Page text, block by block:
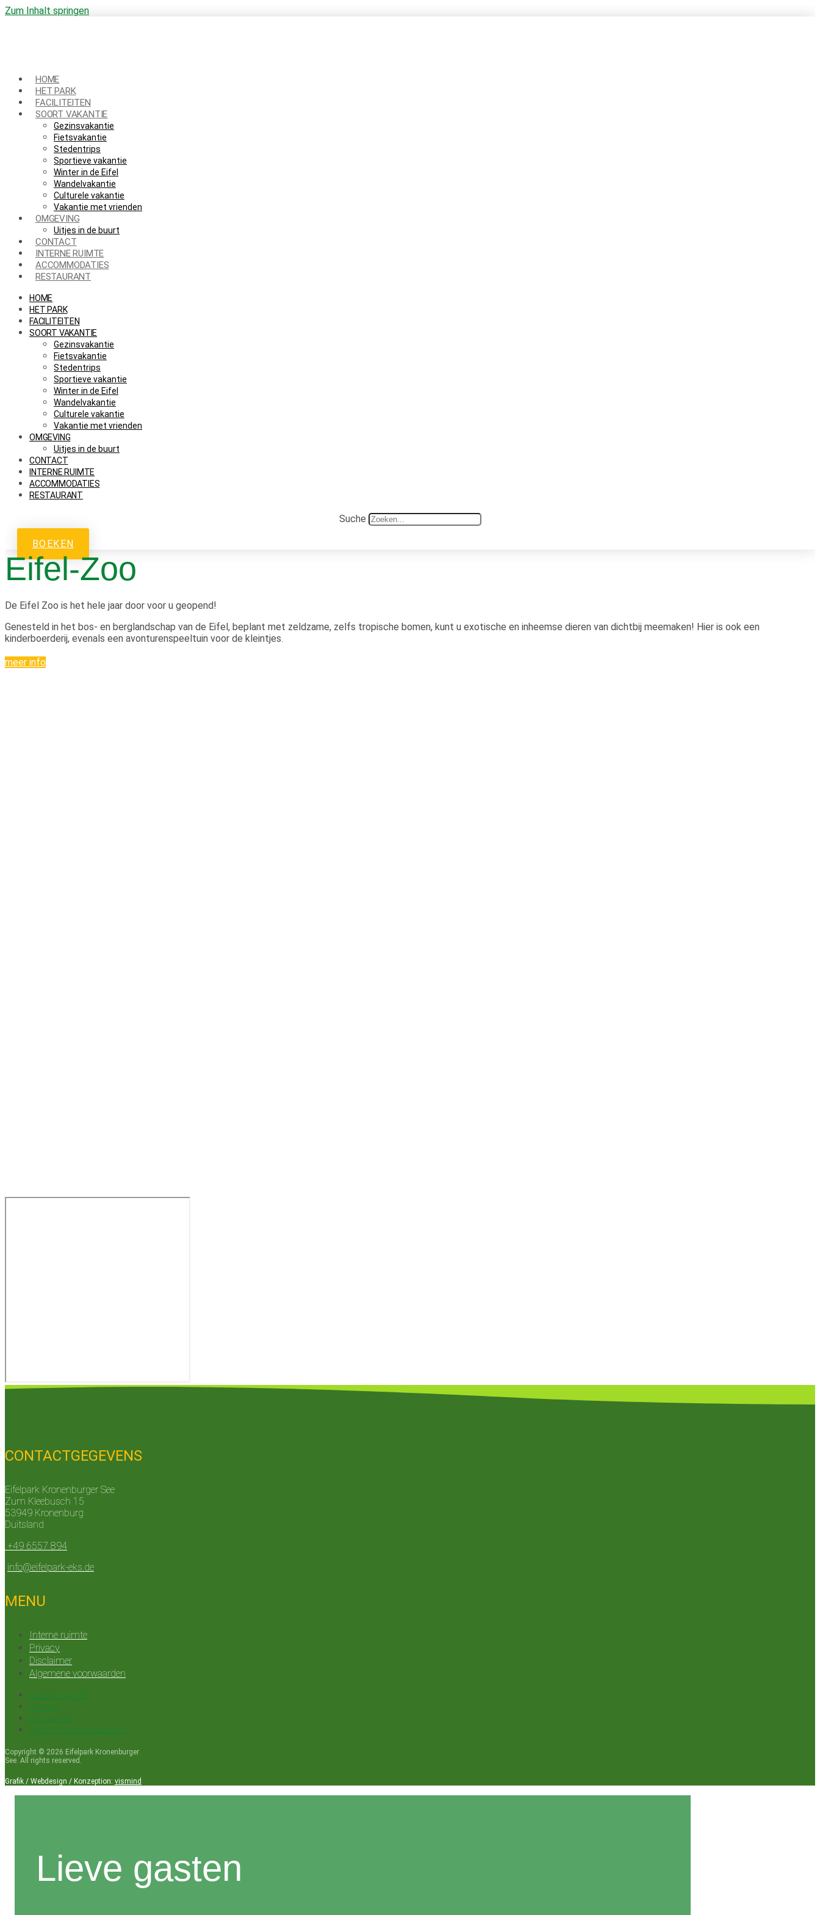
Zum Inhalt springen
HOME
HET PARK
FACILITEITEN
SOORT VAKANTIE
Gezinsvakantie
Fietsvakantie
Stedentrips
Sportieve vakantie
Winter in de Eifel
Wandelvakantie
Culturele vakantie
Vakantie met vrienden
OMGEVING
Uitjes in de buurt
CONTACT
INTERNE RUIMTE
ACCOMMODATIES
RESTAURANT
HOME
HET PARK
FACILITEITEN
SOORT VAKANTIE
Gezinsvakantie
Fietsvakantie
Stedentrips
Sportieve vakantie
Winter in de Eifel
Wandelvakantie
Culturele vakantie
Vakantie met vrienden
OMGEVING
Uitjes in de buurt
CONTACT
INTERNE RUIMTE
ACCOMMODATIES
RESTAURANT
Suche
BOEKEN
Eifel-Zoo
De Eifel Zoo is het hele jaar door voor u geopend!
Genesteld in het bos- en berglandschap van de Eifel, beplant met zeldzame, zelfs tropische bomen, kunt u exotische en inheemse dieren van dichtbij meemaken! Hier is ook een
kinderboerderij, evenals een avonturenspeeltuin voor de kleintjes.
meer info
CONTACTGEGEVENS
Eifelpark Kronenburger See
Zum Kleebusch 15
53949 Kronenburg
Duitsland
+49 6557 894
info@eifelpark-eks.de
MENU
Interne ruimte
Privacy
Disclaimer
Algemene voorwaarden
Interne ruimte
Privacy
Disclaimer
Algemene voorwaarden
Copyright © 2026 Eifelpark Kronenburger
See. All rights reserved.
Grafik / Webdesign / Konzeption: vismind
Lieve gasten